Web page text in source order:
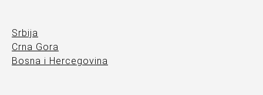
Srbija
Crna Gora
Bosna i Hercegovina